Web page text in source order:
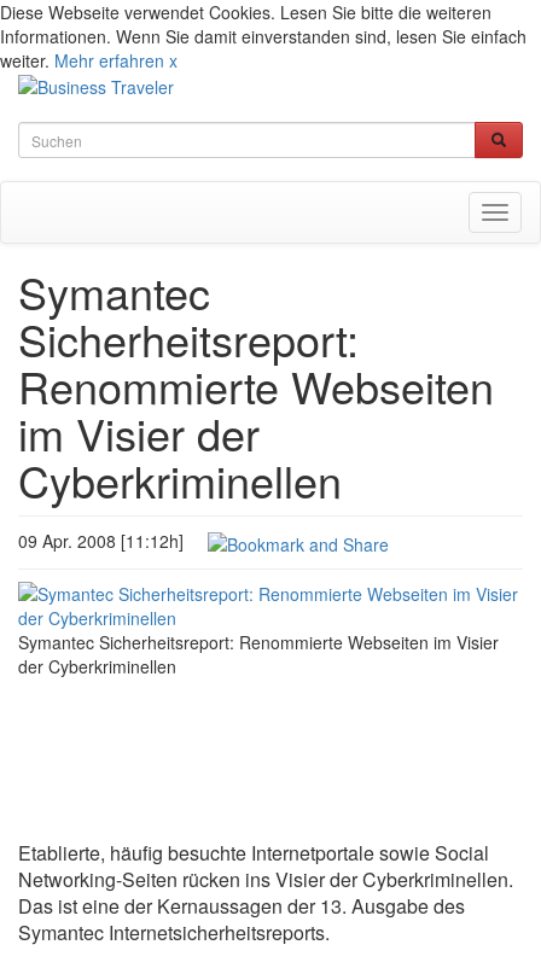
Diese Webseite verwendet Cookies. Lesen Sie bitte die weiteren
Informationen. Wenn Sie damit einverstanden sind, lesen Sie einfach
weiter. Mehr erfahren x
Symantec
Sicherheitsreport:
Renommierte Webseiten
im Visier der
Cyberkriminellen
09 Apr. 2008 [11:12h]
Symantec Sicherheitsreport: Renommierte Webseiten im Visier
der Cyberkriminellen
Etablierte, häufig besuchte Internetportale sowie Social
Networking-Seiten rücken ins Visier der Cyberkriminellen.
Das ist eine der Kernaussagen der 13. Ausgabe des
Symantec Internetsicherheitsreports.